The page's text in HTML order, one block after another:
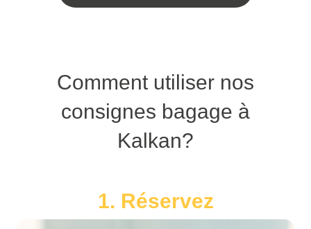
Comment utiliser nos
consignes bagage à
Kalkan?
1. Réservez